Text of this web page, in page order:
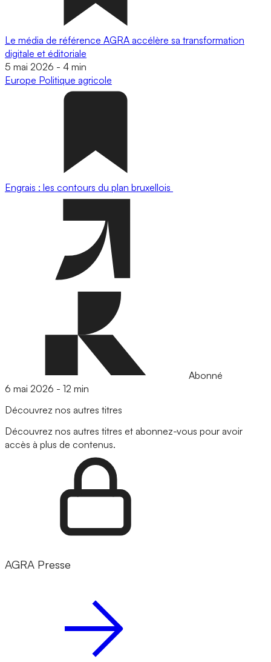
Le média de référence AGRA accélère sa transformation
digitale et éditoriale
5 mai 2026 - 4 min
Europe Politique agricole
Engrais : les contours du plan bruxellois
Abonné
6 mai 2026 - 12 min
Découvrez nos autres titres
Découvrez nos autres titres et abonnez-vous pour avoir
accès à plus de contenus.
AGRA Presse